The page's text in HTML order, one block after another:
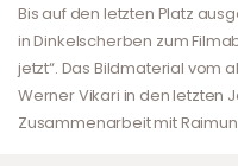
Bis auf den letzten Platz
in Dinkelscherben zum
jetzt“. Das Bildmaterial vom
Werner Vikari in den letzten
Zusammenarbeit mit